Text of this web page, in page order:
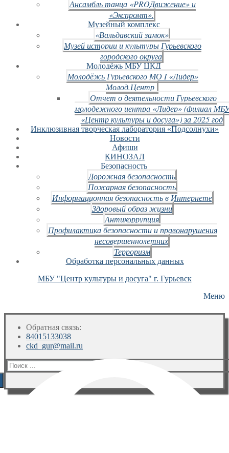
Ансамбль танца «PROДвижение» и
«Экспромт».
Музейный комплекс
«Вальдавский замок»
Музей истории и культуры Гурьевского
городского округа
Молодёжь МБУ ЦКД
Молодёжь Гурьевского МО I «Лидер»
Молод.Центр
Отчет о деятельности Гурьевского
молодежного центра «Лидер» (филиал
«Центр культуры и досуга») за 2025 год
Инклюзивная творческая лаборатория «Подсолнухи»
Новости
Афиши
КИНОЗАЛ
Безопасность
Дорожная безопасность
Пожарная безопасность
Информационная безопасность в Интернете
Здоровый образ жизни
Антикоррупция
Профилактика безопасности и правонарушения
несовершеннолетних
Терроризм
Обработка персональных данных
МБУ "Центр культуры и досуга" г. Гурьевск
Меню
Обратная связь:
84015133038
ckd_gur@mail.ru
Искать: